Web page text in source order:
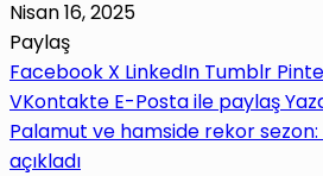
Nisan 16, 2025
Paylaş
Facebook X LinkedIn Tumblr
VKontakte E-Posta ile paylaş
Palamut ve hamside rekor sezon:
açıkladı